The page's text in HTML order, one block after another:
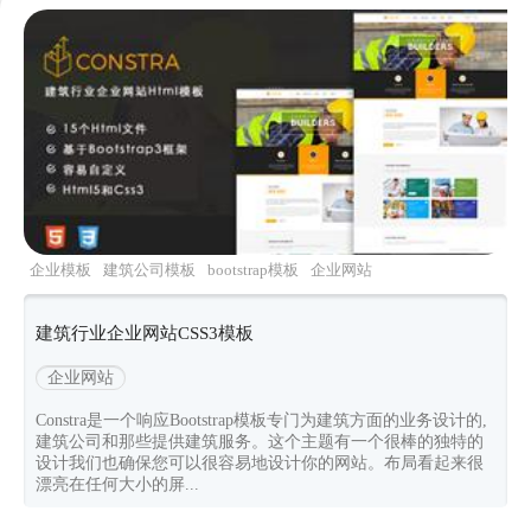
企业模板 建筑公司模板 bootstrap模板
企业网站
模板
Constra
建筑行业企业网站CSS3模板
企业网站
Constra是一个响应Bootstrap模板专门为建筑方面的业务设计的,
建筑公司和那些提供建筑服务。这个主题有一个很棒的独特的
设计我们也确保您可以很容易地设计你的网站。布局看起来很
漂亮在任何大小的屏...